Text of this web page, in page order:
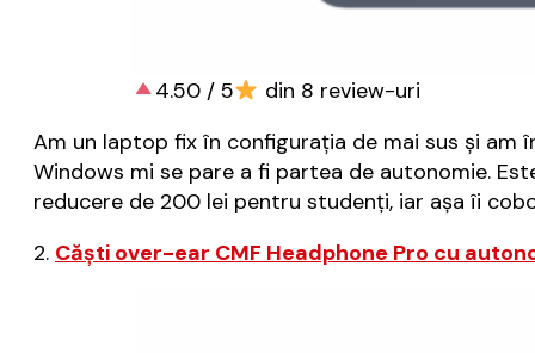
4.50 / 5
din 8 review-uri
Am un laptop fix în configurația de mai sus și am
Windows mi se pare a fi partea de autonomie.
reducere de 200 lei pentru studenți, iar așa îi
2. Căști over-ear CMF Headphone Pro cu